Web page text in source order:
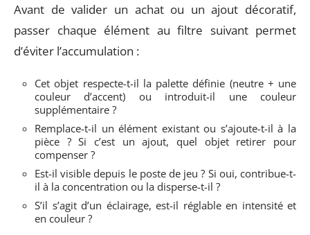
Avant de valider un achat ou un ajout décoratif,
passer chaque élément au filtre suivant permet
d’éviter l’accumulation :
Cet objet respecte-t-il la palette définie (neutre + une
couleur d’accent) ou introduit-il une couleur
supplémentaire ?
Remplace-t-il un élément existant ou s’ajoute-t-il à la
pièce ? Si c’est un ajout, quel objet retirer pour
compenser ?
Est-il visible depuis le poste de jeu ? Si oui, contribue-t-
il à la concentration ou la disperse-t-il ?
S’il s’agit d’un éclairage, est-il réglable en intensité et
en couleur ?